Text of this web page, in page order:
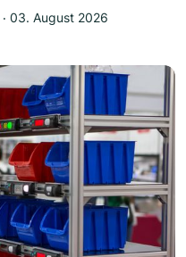
‧ 03. August 2026